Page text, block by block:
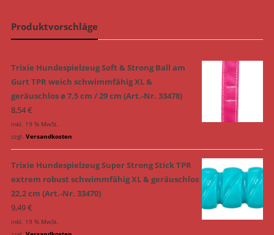
Produktvorschläge
Trixie Hundespielzeug Soft & Strong Ball am
Gurt TPR weich schwimmfähig XL &
geräuschlos ø 7,5 cm / 29 cm (Art.-Nr. 33478)
8,54€
inkl. 19 % MwSt.
zzgl. Versandkosten
Trixie Hundespielzeug Super Strong Stick TPR
extrem robust schwimmfähig XL & geräuschlos
22,2 cm (Art.-Nr. 33470)
9,49€
inkl. 19 % MwSt.